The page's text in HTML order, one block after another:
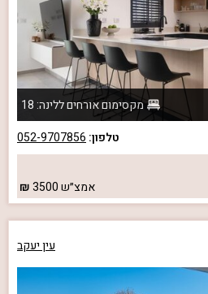
מקסימום אורחים ללינה: 18
טלפון: 052-9707856
אמצ״ש3500
עין יעקב